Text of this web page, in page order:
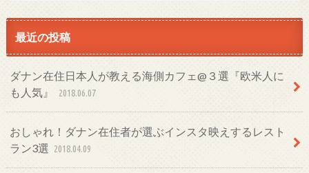
最近の投稿
ダナン在住日本人が教える海側カフェ@３選『欧米人に
も人気』
2018.06.07
おしゃれ！ダナン在住者が選ぶインスタ映えするレスト
ラン3選 2018.04.09